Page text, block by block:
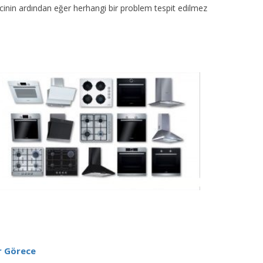
ardından eğer herhangi bir problem tespit edilmez
Görece